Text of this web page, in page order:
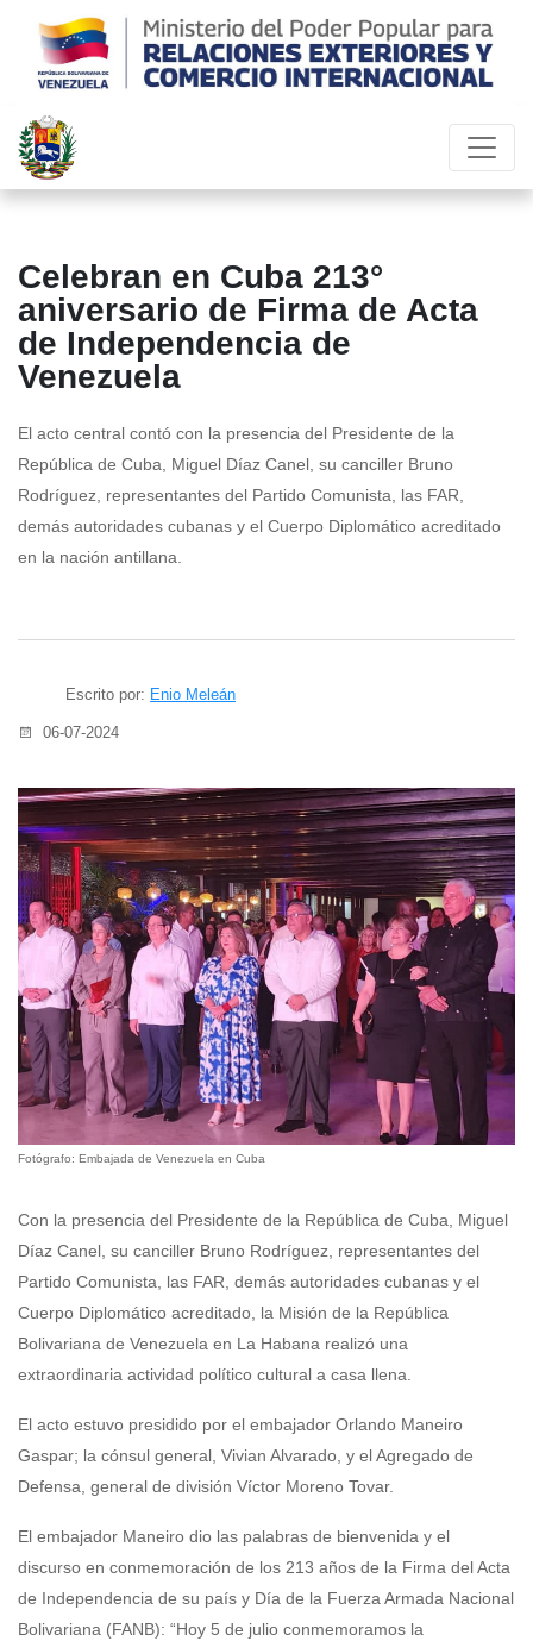
Celebran en Cuba 213°
aniversario de Firma de Acta
de Independencia de
Venezuela
El acto central contó con la presencia del Presidente de la
República de Cuba, Miguel Díaz Canel, su canciller Bruno
Rodríguez, representantes del Partido Comunista, las FAR,
demás autoridades cubanas y el Cuerpo Diplomático acreditado
en la nación antillana.
Escrito por: Enio Meleán
06-07-2024
Fotógrafo: Embajada de Venezuela en Cuba
Con la presencia del Presidente de la República de Cuba, Miguel
Díaz Canel, su canciller Bruno Rodríguez, representantes del
Partido Comunista, las FAR, demás autoridades cubanas y el
Cuerpo Diplomático acreditado, la Misión de la República
Bolivariana de Venezuela en La Habana realizó una
extraordinaria actividad político cultural a casa llena.
El acto estuvo presidido por el embajador Orlando Maneiro
Gaspar; la cónsul general, Vivian Alvarado, y el Agregado de
Defensa, general de división Víctor Moreno Tovar.
El embajador Maneiro dio las palabras de bienvenida y el
discurso en conmemoración de los 213 años de la Firma del Acta
de Independencia de su país y Día de la Fuerza Armada Nacional
Bolivariana (FANB): “Hoy 5 de julio conmemoramos la